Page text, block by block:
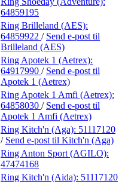
64859195
Ring Brilleland (AES):
64859922 / Send e-post til
Brilleland (AES)
Ring Apotek 1 (Aetrex):
64917990 / Send e-post til
Apotek 1 (Aetrex)
Ring Apotek 1 Amfi (Aetrex):
64858030 / Send e-post til
Apotek 1 Amfi (Aetrex)
Ring Kitch'n (Aga): 51117120
/ Send e-post til Kitch'n (Aga)
Ring Anton Sport (AGILO):
47474168
Ring Kitch'n (Aida): 51117120